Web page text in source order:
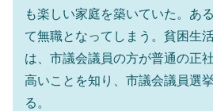
も楽しい家庭を築いていた。あ
て無職となってしまう。貧困生
は、市議会議員の方が普通の正
高いことを知り、市議会議員選
る。